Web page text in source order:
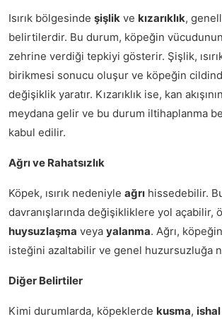
Isırık bölgesinde şişlik ve kızarıklık,
belirtilerdir. Bu durum, köpeğin
zehrine verdiği tepkiyi gösterir. Şişlik,
birikmesi sonucu oluşur ve köpeğin
değişiklik yaratır. Kızarıklık ise, kan
meydana gelir ve bu durum iltihaplanma
kabul edilir.
Ağrı ve Rahatsızlık
Köpek, ısırık nedeniyle ağrı hissedebilir.
davranışlarında değişikliklere yol açabilir,
huysuzlaşma veya yalanma. Ağrı,
isteğini azaltabilir ve genel huzursuzluğa
Diğer Belirtiler
Kimi durumlarda, köpeklerde kusma, ishal